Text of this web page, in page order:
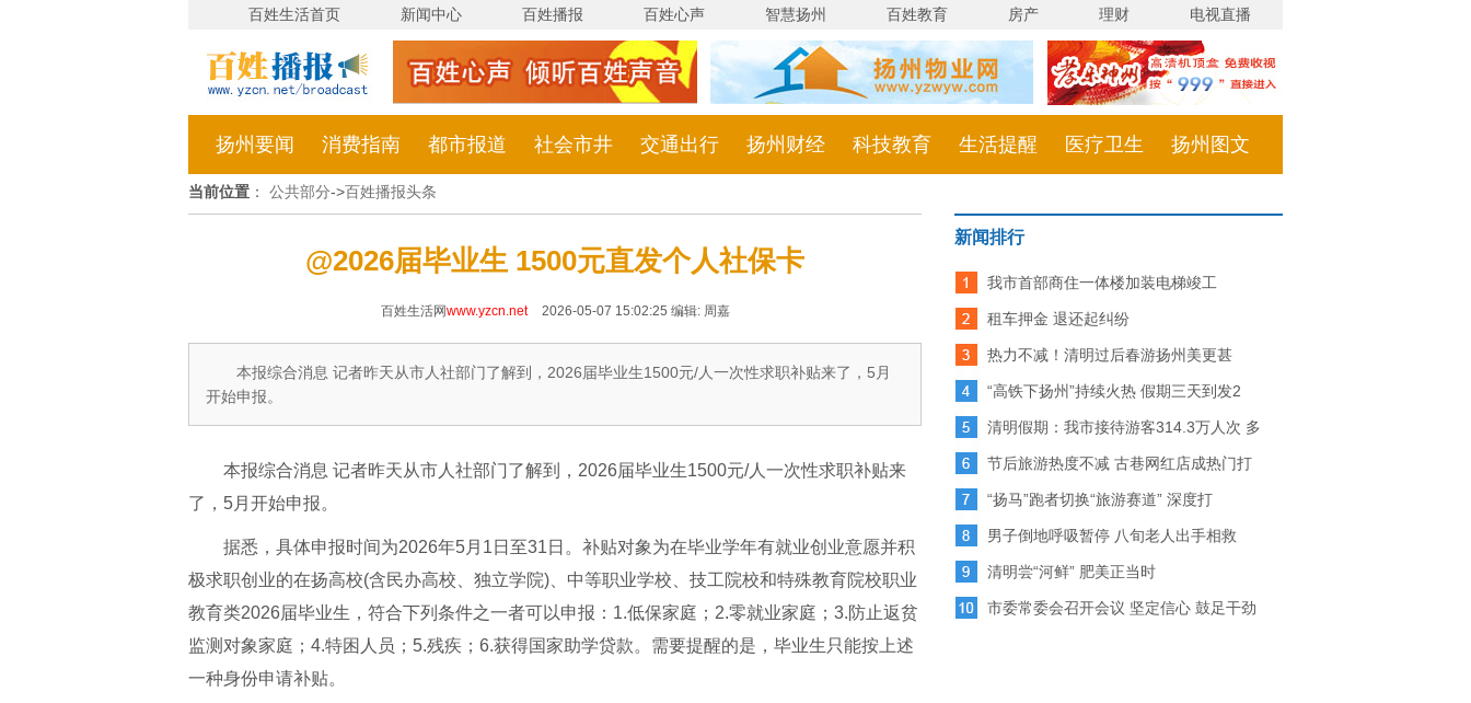
百姓生活首页 新闻中心 百姓播报 百姓心声 智慧扬州 百姓教育 房产 理财 电视直播
扬州要闻 消费指南 都市报道 社会市井 交通出行 扬州财经 科技教育 生活提醒 医疗卫生 扬州图文
当前位置 ： 公共部分->百姓播报头条
新闻排行
我市首部商住一体楼加装电梯竣工
租车押金 退还起纠纷
热力不减！清明过后春游扬州美更甚
“高铁下扬州”持续火热 假期三天到发2
清明假期：我市接待游客314.3万人次 多
节后旅游热度不减 古巷网红店成热门打
“扬马”跑者切换“旅游赛道” 深度打
男子倒地呼吸暂停 八旬老人出手相救
清明尝“河鲜” 肥美正当时
市委常委会召开会议 坚定信心 鼓足干劲
@2026届毕业生 1500元直发个人社保卡
百姓生活网www.yzcn.net 2026-05-07 15:02:25 编辑: 周嘉
本报综合消息 记者昨天从市人社部门了解到，2026届毕业生1500元/人一次性求职补贴来了，5月
开始申报。
本报综合消息 记者昨天从市人社部门了解到，2026届毕业生1500元/人一次性求职补贴来
了，5月开始申报。
据悉，具体申报时间为2026年5月1日至31日。补贴对象为在毕业学年有就业创业意愿并积
极求职创业的在扬高校(含民办高校、独立学院)、中等职业学校、技工院校和特殊教育院校职业
教育类2026届毕业生，符合下列条件之一者可以申报：1.低保家庭；2.零就业家庭；3.防止返贫
监测对象家庭；4.特困人员；5.残疾；6.获得国家助学贷款。需要提醒的是，毕业生只能按上述
一种身份申请补贴。